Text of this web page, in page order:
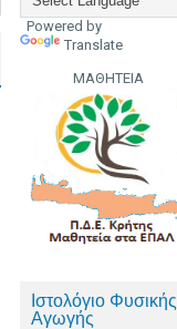
Powered by
Translate
ΜΑΘΗΤΕΙΑ
Ιστολόγιο Φυσικής
Αγωγής